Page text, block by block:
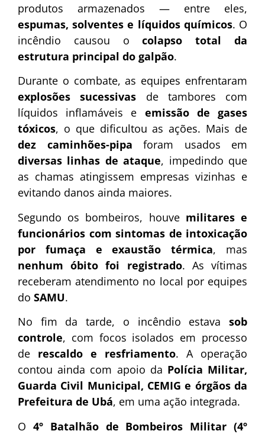
produtos armazenados — entre eles,
espumas, solventes e líquidos químicos. O
incêndio causou ocolapso total da
estrutura principal do galpão.
Durante o combate, as equipes enfrentaram
explosões sucessivas de tambores com
líquidos inflamáveis e emissão de gases
tóxicos, o que dificultou as ações. Mais de
dez caminhões-pipa foram usados em
diversas linhas de ataque, impedindo que
as chamas atingissem empresas vizinhas e
evitando danos ainda maiores.
Segundo os bombeiros, houve militares e
funcionários com sintomas de intoxicação
por fumaça e exaustão térmica, mas
nenhum óbito foi registrado. As vítimas
receberam atendimento no local por equipes
do SAMU.
No fim da tarde, o incêndio estava sob
controle, com focos isolados em processo
de rescaldo e resfriamento. A operação
contou ainda com apoio da Polícia Militar,
Guarda Civil Municipal, CEMIG e órgãos da
Prefeitura de Ubá, em uma ação integrada.
O 4º Batalhão de Bombeiros Militar (4º